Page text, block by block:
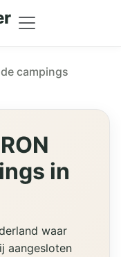
campings
in
waar
aangesloten